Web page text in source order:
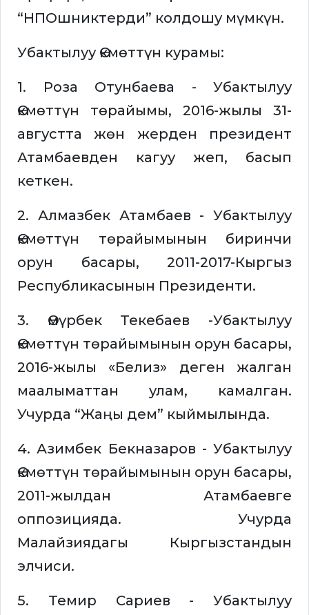
“НПОшниктерди” колдошу мүмкүн.
Убактылуу Өкмөттүн курамы:
1. Роза Отунбаева - Убактылуу
Өкмөттүн төрайымы, 2016-жылы 31-
августта жөн жерден президент
Атамбаевден кагуу жеп, басып
кеткен.
2. Алмазбек Атамбаев - Убактылуу
Өкмөттүн төрайымынын биринчи
орун басары, 2011-2017-Кыргыз
Республикасынын Президенти.
3. Өмүрбек Текебаев -Убактылуу
Өкмөттүн төрайымынын орун басары,
2016-жылы «Белиз» деген жалган
маалыматтан улам, камалган.
Учурда “Жаңы дем” кыймылында.
4. Азимбек Бекназаров - Убактылуу
Өкмөттүн төрайымынын орун басары,
2011-жылдан Атамбаевге
оппозицияда. Учурда
Малайзиядагы Кыргызстандын
элчиси.
5. Темир Сариев - Убактылуу